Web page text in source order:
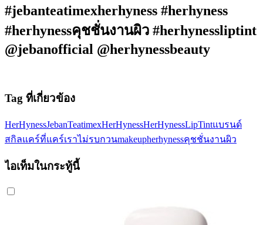
#jebanteatimexherhyness #herhyness
#herhynessคุชชั่นงานผิว #herhynessliptint
@jebanofficial @herhynessbeauty
Tag ที่เกี่ยวข้อง
HerHynessJebanTeatimexHerHynessHerHynessLipTintแบรนด์
สกิลแคร์ที่แคร์เราไม่รบกวนmakeupherhynessคุชชั่นงานผิว
ไอเท็มในกระทู้นี้